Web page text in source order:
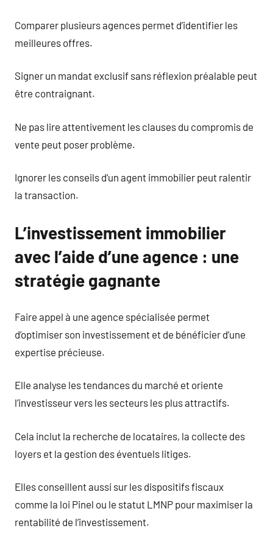
Comparer plusieurs agences permet d’identifier les
meilleures offres.
Signer un mandat exclusif sans réflexion préalable peut
être contraignant.
Ne pas lire attentivement les clauses du compromis de
vente peut poser problème.
Ignorer les conseils d’un agent immobilier peut ralentir
la transaction.
L’investissement immobilier
avec l’aide d’une agence : une
stratégie gagnante
Faire appel à une agence spécialisée permet
d’optimiser son investissement et de bénéficier d’une
expertise précieuse.
Elle analyse les tendances du marché et oriente
l’investisseur vers les secteurs les plus attractifs.
Cela inclut la recherche de locataires, la collecte des
loyers et la gestion des éventuels litiges.
Elles conseillent aussi sur les dispositifs fiscaux
comme la loi Pinel ou le statut LMNP pour maximiser la
rentabilité de l’investissement.